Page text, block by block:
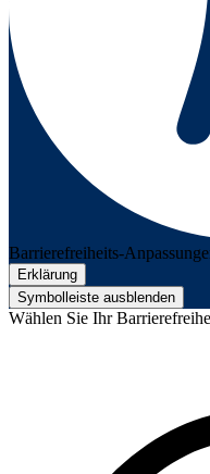
Barrierefreiheits-
Erklärung
Symbolleiste ausblenden
Wählen Sie Ihr